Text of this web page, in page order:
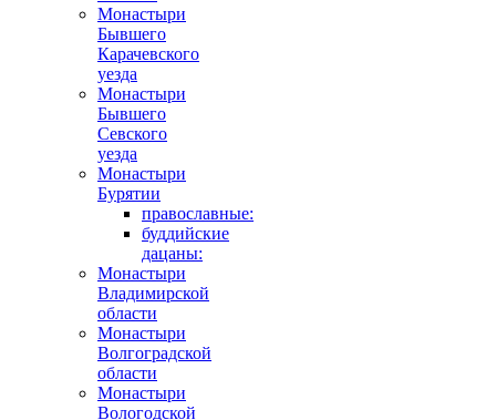
Монастыри
Бывшего
Карачевского
уезда
Монастыри
Бывшего
Севского
уезда
Монастыри
Бурятии
православные:
буддийские
дацаны:
Монастыри
Владимирской
области
Монастыри
Волгоградской
области
Монастыри
Вологодской